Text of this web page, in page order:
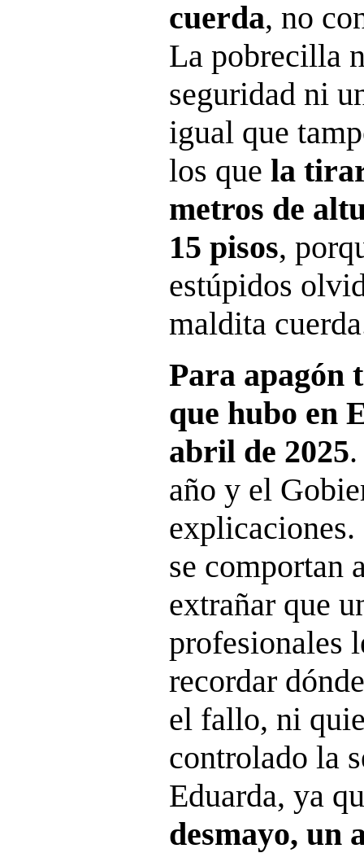
cuerda, no
La pobrecilla
seguridad ni
igual que
los que la
metros de
15 pisos,
estúpidos
maldita
Para apagón
que hubo en
abril de 2025
año y el
explicaciones.
se comportan
extrañar que
profesionales
recordar
el fallo, ni
controlado la
Eduarda, ya
desmayo, un